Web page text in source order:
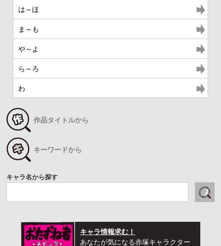
は～ほ
ま～も
や～よ
ら～ろ
わ
作品タイトルから
キーワードから
キャラ名から探す
キャラ情報求む！
あなたが気になる赤塚キャラクター